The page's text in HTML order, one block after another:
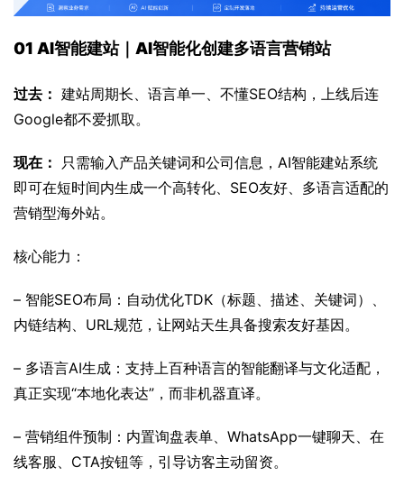
01 AI智能建站｜AI智能化创建多语言营销站
过去： 建站周期长、语言单一、不懂SEO结构，上线后连
Google都不爱抓取。
现在：
只需输入产品关键词和公司信息，AI智能建站系统
即可在短时间内生成一个高转化、SEO友好、多语言适配的
营销型海外站。
核心能力：
– 智能SEO布局：自动优化TDK（标题、描述、关键词）、
内链结构、URL规范，让网站天生具备搜索友好基因。
– 多语言AI生成：支持上百种语言的智能翻译与文化适配，
真正实现“本地化表达”，而非机器直译。
– 营销组件预制：内置询盘表单、WhatsApp一键聊天、在
线客服、CTA按钮等，引导访客主动留资。